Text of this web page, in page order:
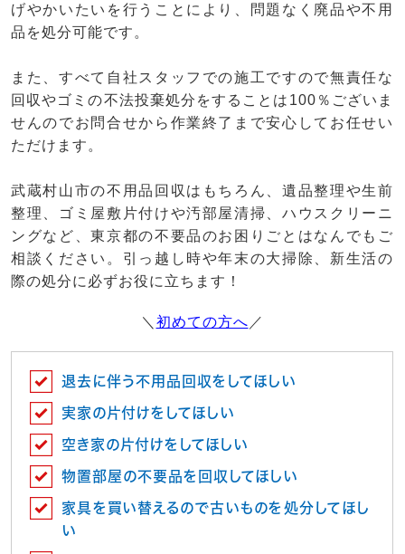
げやかいたいを行うことにより、問題なく廃品や不用
品を処分可能です。
また、すべて自社スタッフでの施工ですので無責任な
回収やゴミの不法投棄処分をすることは100％ございま
せんのでお問合せから作業終了まで安心してお任せい
ただけます。
武蔵村山市の不用品回収はもちろん、遺品整理や生前
整理、ゴミ屋敷片付けや汚部屋清掃、ハウスクリーニ
ングなど、東京都の不要品のお困りごとはなんでもご
相談ください。引っ越し時や年末の大掃除、新生活の
際の処分に必ずお役に立ちます！
＼ 初めての方へ ／
退去に伴う不用品回収をしてほしい
実家の片付けをしてほしい
空き家の片付けをしてほしい
物置部屋の不要品を回収してほしい
家具を買い替えるので古いものを処分してほし
い